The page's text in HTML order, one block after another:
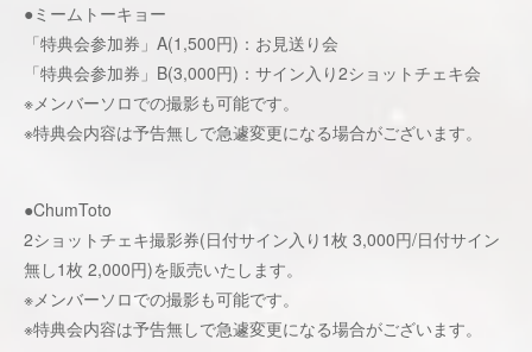
●ミームトーキョー
「特典会参加券」A(1,500円)：お見送り会
「特典会参加券」B(3,000円)：サイン入り2ショットチェキ会
※メンバーソロでの撮影も可能です。
※特典会内容は予告無しで急遽変更になる場合がございます。
●ChumToto
2ショットチェキ撮影券(日付サイン入り1枚 3,000円/日付サイン
無し1枚 2,000円)を販売いたします。
※メンバーソロでの撮影も可能です。
※特典会内容は予告無しで急遽変更になる場合がございます。